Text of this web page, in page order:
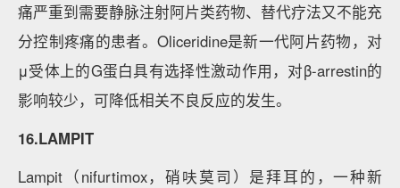
痛严重到需要静脉注射阿片类药物、替代疗法又不能充
分控制疼痛的患者。Oliceridine是新一代阿片药物，对
μ受体上的G蛋白具有选择性激动作用，对β-arrestin的
影响较少，可降低相关不良反应的发生。
16.LAMPIT
Lampit（nifurtimox，硝呋莫司）是拜耳的，一种新